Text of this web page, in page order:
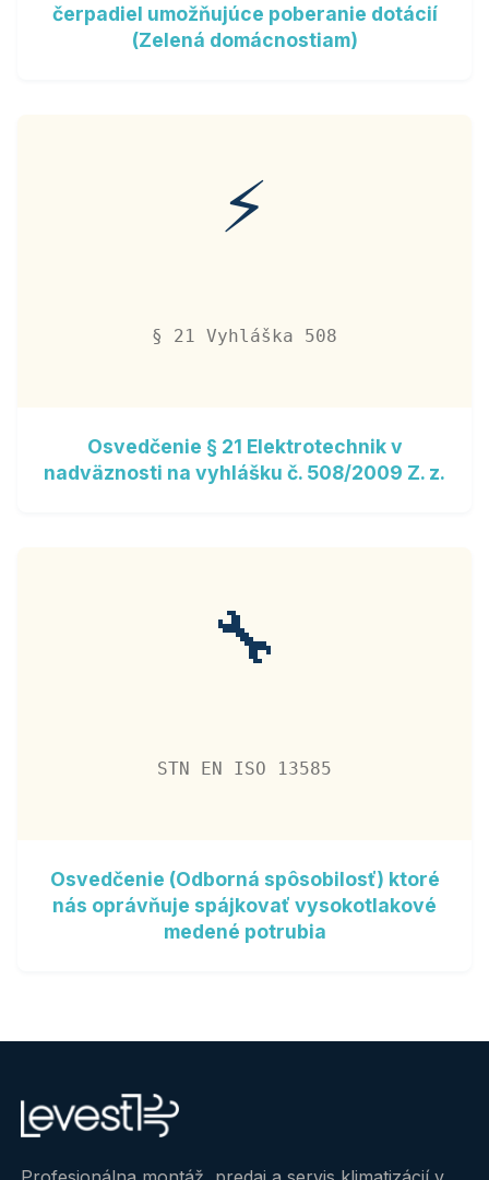
čerpadiel umožňujúce poberanie dotácií
(Zelená domácnostiam)
⚡
§ 21 Vyhláška 508
Osvedčenie § 21 Elektrotechnik v
nadväznosti na vyhlášku č. 508/2009 Z. z.
🔧
STN EN ISO 13585
Osvedčenie (Odborná spôsobilosť) ktoré
nás oprávňuje spájkovať vysokotlakové
medené potrubia